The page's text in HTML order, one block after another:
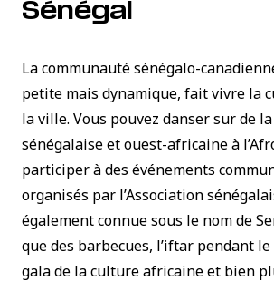
Sénégal
La communauté sénégalo-
petite mais dynamique, fait vivre la
la ville. Vous pouvez danser sur de
sénégalaise et ouest-africaine à
participer à des événements
organisés par l’Association
également connue sous le nom de
que des barbecues, l’iftar pendant le
gala de la culture africaine et bien